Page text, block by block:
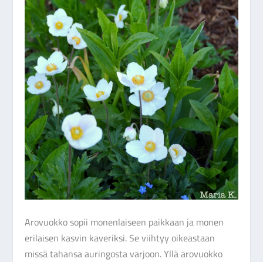
Arovuokko sopii monenlaiseen paikkaan ja monen
erilaisen kasvin kaveriksi. Se viihtyy oikeastaan
missä tahansa auringosta varjoon. Yllä arovuokko